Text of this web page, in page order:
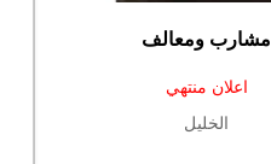
مشارب ومعالف
اعلان منتهي
الخليل